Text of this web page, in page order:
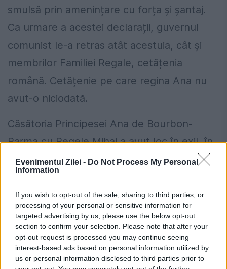
Evenimentul Zilei - Do Not Process My Personal
Information
If you wish to opt-out of the sale, sharing to third parties, or
processing of your personal or sensitive information for
targeted advertising by us, please use the below opt-out
section to confirm your selection. Please note that after your
opt-out request is processed you may continue seeing
interest-based ads based on personal information utilized by
us or personal information disclosed to third parties prior to
smulsă prin amenințare cu forța și șantaj.
Ca urmare a acestei declarații, guvernul
comunist le-a retras atât acestuia, cât și
membrilor Familiei Regale, cetățenia
română. Cetățenie pe care regina Ana nu
avut-o niciodată.
Căsătoria Principesei Ana de Bourbon-
Parma cu Regele Mihai a avut loc în exil, în
iunie 1948, la Atena. Fiind de religie catolică,
Principesa Ana avea nevoie de o dispensă
papală pentru a se căsători cu regele
României, care era creștin-ortodox. În acel
moment o astfel de dispensă era luată în
considerație numai dacă soțul/ soția non-
romano-catolic ar fi îngăduit ca eventualii